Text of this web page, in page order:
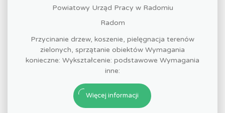
Powiatowy Urząd Pracy w Radomiu
Radom
Przycinanie drzew, koszenie, pielęgnacja terenów
zielonych, sprzątanie obiektów Wymagania
konieczne: Wykształcenie: podstawowe Wymagania
inne:
Więcej informacji